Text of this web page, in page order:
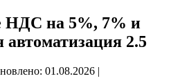
НДС на 5%, 7% и
2.5
01.08.2026 |